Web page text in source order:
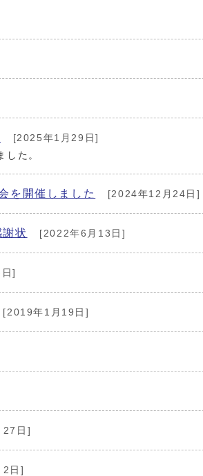
[2025年1月29日]
た。
を開催しました [2024年12月24日]
状 [2022年6月13日]
]
[2019年1月19日]
27日]
日]